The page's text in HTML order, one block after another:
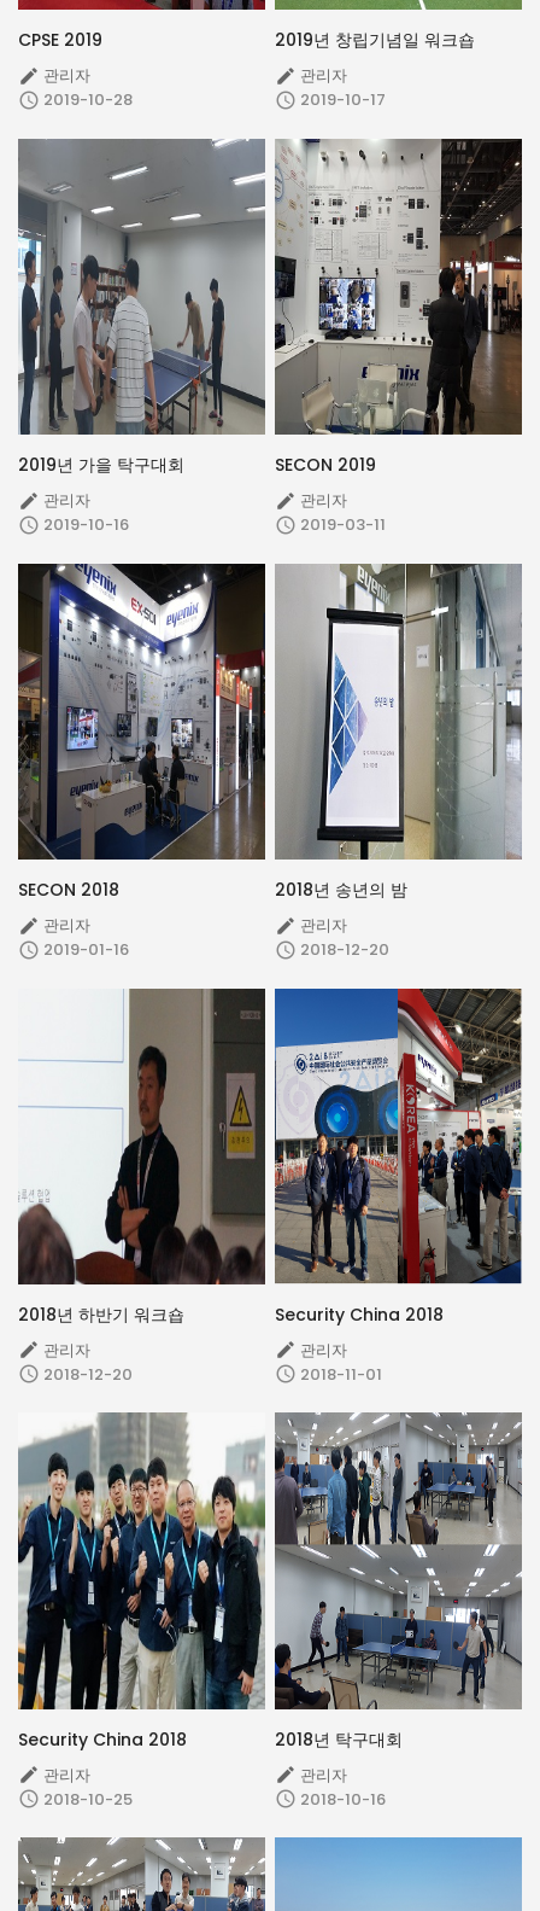
CPSE 2019
 관리자
 2019-10-28
2019년 창립기념일 워크숍
 관리자
 2019-10-17
2019년 가을 탁구대회
 관리자
 2019-10-16
SECON 2019
 관리자
 2019-03-11
SECON 2018
 관리자
 2019-01-16
2018년 송년의 밤
 관리자
 2018-12-20
2018년 하반기 워크숍
 관리자
 2018-12-20
Security China 2018
 관리자
 2018-11-01
Security China 2018
 관리자
 2018-10-25
2018년 탁구대회
 관리자
 2018-10-16